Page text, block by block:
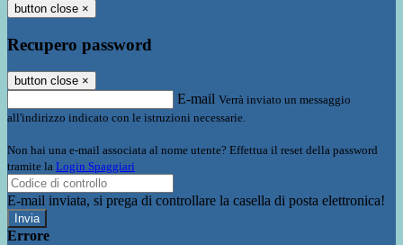
button close ×
Recupero password
button close ×
E-mail Verrà inviato un messaggio
all'indirizzo indicato con le istruzioni necessarie.
Non hai una e-mail associata al nome utente? Effettua il reset della password
tramite la Login Spaggiari
E-mail inviata, si prega di controllare la casella di posta elettronica!
Errore